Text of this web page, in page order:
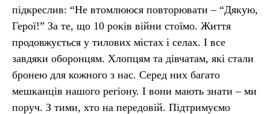
підкреслив: “Не втомлююся повторювати – “Дякую,
Герої!” За те, що 10 років війни стоїмо. Життя
продовжується у тилових містах і селах. І все
завдяки оборонцям. Хлопцям та дівчатам, які стали
бронею для кожного з нас. Серед них багато
мешканців нашого регіону. І вони мають знати – ми
поруч. З тими, хто на передовій. Підтримуємо